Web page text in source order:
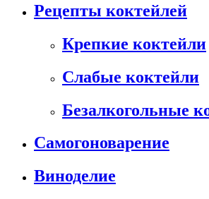
Рецепты коктейлей
Крепкие коктейли
Слабые коктейли
Безалкогольные
Самогоноварение
Виноделие